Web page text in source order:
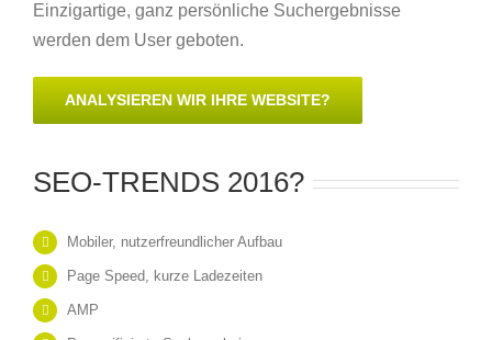
Einzigartige, ganz persönliche Suchergebnisse
werden dem User geboten.
ANALYSIEREN WIR IHRE WEBSITE?
SEO-TRENDS 2016?
Mobiler, nutzerfreundlicher Aufbau
Page Speed, kurze Ladezeiten
AMP